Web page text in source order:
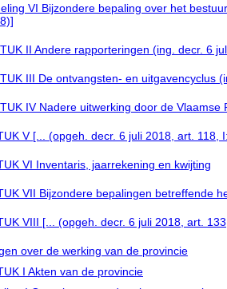
VI Bijzondere bepaling over het
II Andere rapporteringen (ing. decr. 6
III De ontvangsten- en uitgavencyclus
IV Nadere uitwerking door de
V [... (opgeh. decr. 6 juli 2018, art. 118,
VI Inventaris, jaarrekening en kwijting
VII Bijzondere bepalingen betreffende
VIII [... (opgeh. decr. 6 juli 2018, art.
over de werking van de provincie
I Akten van de provincie